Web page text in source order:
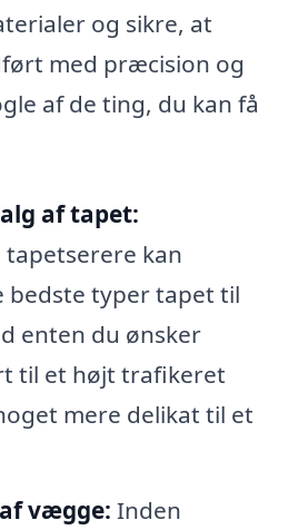
og sikre, at
med præcision og
af de ting, du kan få
af tapet:
tapetserere kan
bedste typer tapet til
enten du ønsker
til et højt trafikeret
mere delikat til et
vægge: Inden